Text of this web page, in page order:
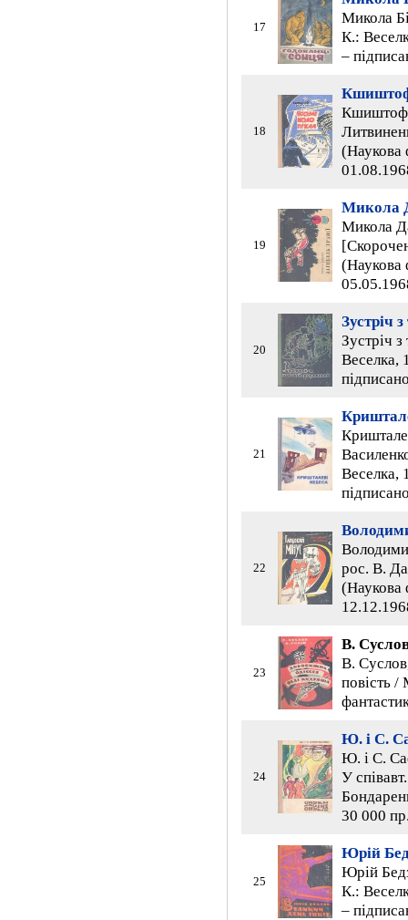
17
Микола
К.:
–
18
Кшиштоф
(Наукова
19
Микола
Микола
(Наукова
20
Зустріч
Зустріч
Веселка,
21
Веселка,
22
рос. В.
(Наукова
23
В.
В.
повість
24
Ю. і С.
Ю. і С.
У
30 000
25
Юрій
Юрій
К.:
–